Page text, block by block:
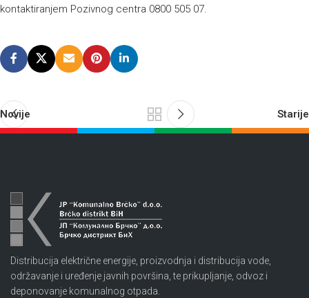
kontaktiranjem Pozivnog centra 0800 505 07.
Novije Starije
Distribucija električne energije, proizvodnja i distribucija vode,
održavanje i uređenje javnih površina, te prikupljanje, odvoz i
deponovanje komunalnog otpada.